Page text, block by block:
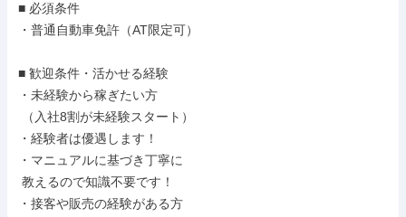
■ 必須条件
・普通自動車免許（AT限定可）
■ 歓迎条件・活かせる経験
・未経験から稼ぎたい方
・経験者は優遇します！
・マニュアルに基づき丁寧に
・接客や販売の経験がある方